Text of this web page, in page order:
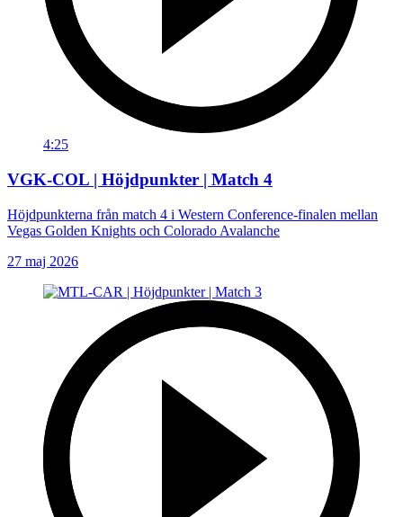
4:25
VGK-COL | Höjdpunkter | Match 4
Höjdpunkterna från match 4 i Western Conference-finalen mellan
Vegas Golden Knights och Colorado Avalanche
27 maj 2026